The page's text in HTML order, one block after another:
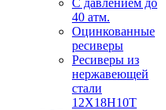
С давлением до
40 атм.
Оцинкованные
ресиверы
Ресиверы из
нержавеющей
стали
12Х18Н10Т